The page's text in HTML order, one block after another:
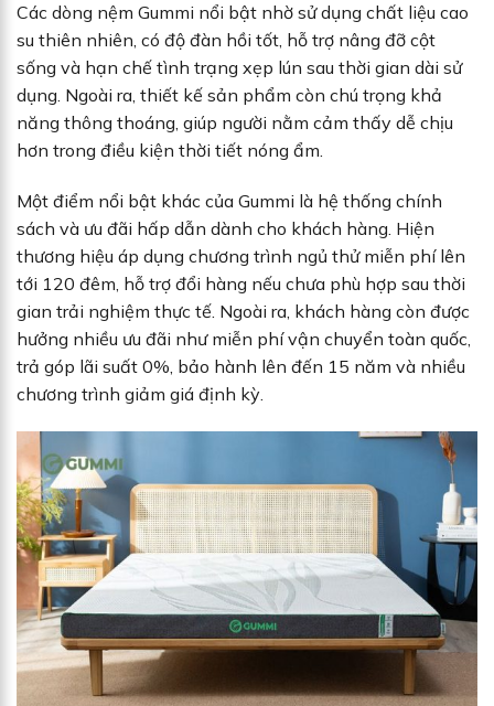
Các dòng nệm Gummi nổi bật nhờ sử dụng chất liệu cao
su thiên nhiên, có độ đàn hồi tốt, hỗ trợ nâng đỡ cột
sống và hạn chế tình trạng xẹp lún sau thời gian dài sử
dụng. Ngoài ra, thiết kế sản phẩm còn chú trọng khả
năng thông thoáng, giúp người nằm cảm thấy dễ chịu
hơn trong điều kiện thời tiết nóng ẩm.
Một điểm nổi bật khác của Gummi là hệ thống chính
sách và ưu đãi hấp dẫn dành cho khách hàng. Hiện
thương hiệu áp dụng chương trình ngủ thử miễn phí lên
tới 120 đêm, hỗ trợ đổi hàng nếu chưa phù hợp sau thời
gian trải nghiệm thực tế. Ngoài ra, khách hàng còn được
hưởng nhiều ưu đãi như miễn phí vận chuyển toàn quốc,
trả góp lãi suất 0%, bảo hành lên đến 15 năm và nhiều
chương trình giảm giá định kỳ.